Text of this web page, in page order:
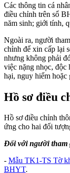
Các thông tin cá
điều chỉnh trên sổ
năm sinh; giới tính,
Ngoài ra, người
chỉnh để xin cấp lại
nhưng không phải
việc nặng nhọc, độc
hại, nguy hiểm
Hồ sơ điều
Hồ sơ điều chỉnh
ứng cho hai đối
Đối với người tham
- Mẫu TK1-TS Tờ
BHYT.